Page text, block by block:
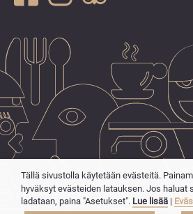
Tällä sivustolla käytetään evästeitä.
hyväksyt evästeiden latauksen. Jos haluat
ladataan, paina "Asetukset". Lue lisää |